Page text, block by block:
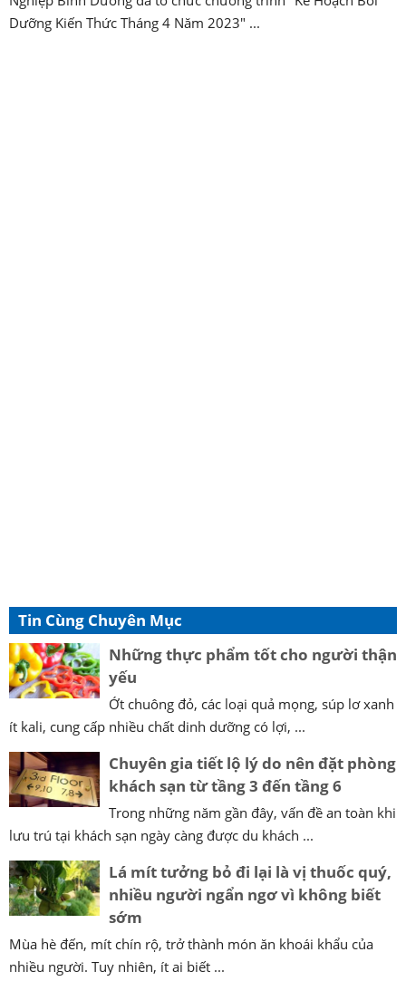
Dưỡng Kiến Thức Tháng 4 Năm 2023" ...
Tin Cùng Chuyên Mục
Những thực phẩm tốt cho người thận
yếu
Ớt chuông đỏ, các loại quả mọng, súp lơ xanh
ít kali, cung cấp nhiều chất dinh dưỡng có lợi, ...
Chuyên gia tiết lộ lý do nên đặt phòng
khách sạn từ tầng 3 đến tầng 6
Trong những năm gần đây, vấn đề an toàn khi
lưu trú tại khách sạn ngày càng được du khách ...
Lá mít tưởng bỏ đi lại là vị thuốc quý,
nhiều người ngẩn ngơ vì không biết
sớm
Mùa hè đến, mít chín rộ, trở thành món ăn khoái khẩu của
nhiều người. Tuy nhiên, ít ai biết ...